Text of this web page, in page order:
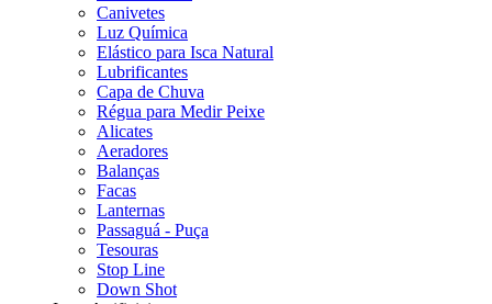
Canivetes
Luz Química
Elástico para Isca Natural
Lubrificantes
Capa de Chuva
Régua para Medir Peixe
Alicates
Aeradores
Balanças
Facas
Lanternas
Passaguá - Puça
Tesouras
Stop Line
Down Shot